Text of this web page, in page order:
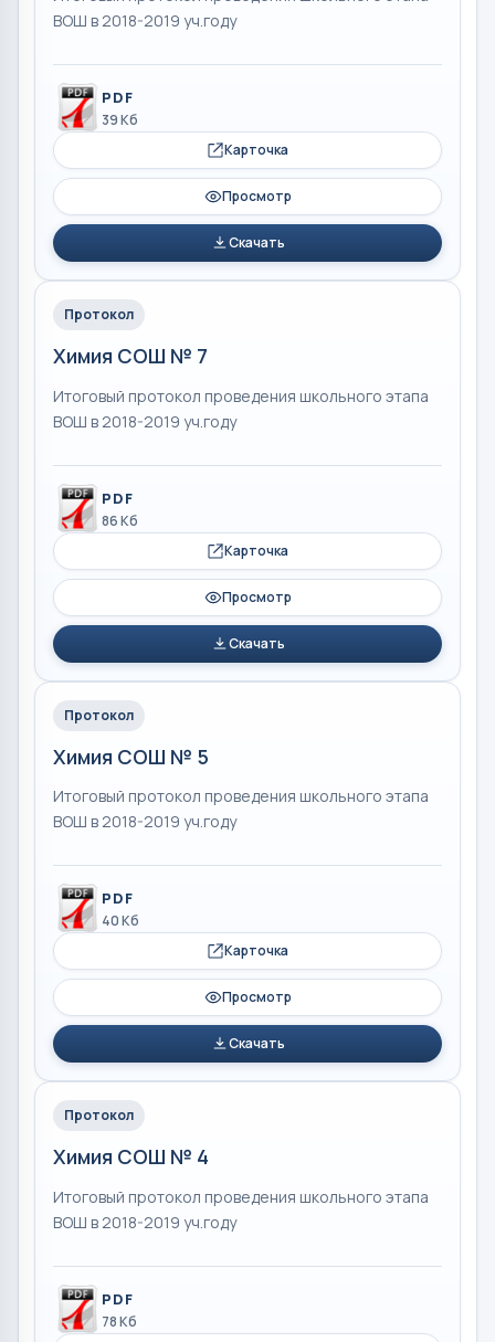
ВОШ в 2018-2019 уч.году
PDF
39 Кб
Карточка
Просмотр
Скачать
Протокол
Химия СОШ № 7
Итоговый протокол проведения школьного этапа
ВОШ в 2018-2019 уч.году
PDF
86 Кб
Карточка
Просмотр
Скачать
Протокол
Химия СОШ № 5
Итоговый протокол проведения школьного этапа
ВОШ в 2018-2019 уч.году
PDF
40 Кб
Карточка
Просмотр
Скачать
Протокол
Химия СОШ № 4
Итоговый протокол проведения школьного этапа
ВОШ в 2018-2019 уч.году
PDF
78 Кб